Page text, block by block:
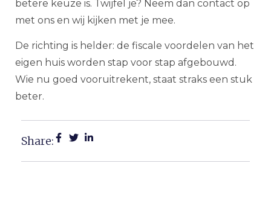
betere keuze is. Twijfel je? Neem dan contact op
met ons en wij kijken met je mee.
De richting is helder: de fiscale voordelen van het
eigen huis worden stap voor stap afgebouwd.
Wie nu goed vooruitrekent, staat straks een stuk
beter.
Share: